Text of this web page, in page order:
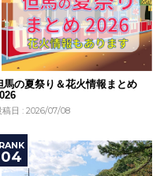
馬の夏祭り＆花火情報まとめ
稿日 : 2026/07/08